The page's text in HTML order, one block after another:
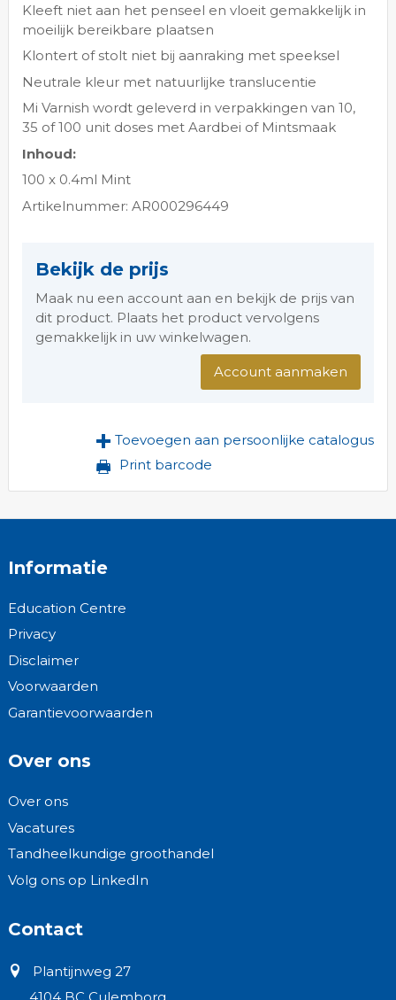
Kleeft niet aan het penseel en vloeit gemakkelijk in
moeilijk bereikbare plaatsen
Klontert of stolt niet bij aanraking met speeksel
Neutrale kleur met natuurlijke translucentie
Mi Varnish wordt geleverd in verpakkingen van 10,
35 of 100 unit doses met Aardbei of Mintsmaak
Inhoud:
100 x 0.4ml Mint
Artikelnummer: AR000296449
Bekijk de prijs
Maak nu een account aan en bekijk de prijs van
dit product. Plaats het product vervolgens
gemakkelijk in uw winkelwagen.
Account aanmaken
Toevoegen aan persoonlijke catalogus
Print barcode
Informatie
Education Centre
Privacy
Disclaimer
Voorwaarden
Garantievoorwaarden
Over ons
Over ons
Vacatures
Tandheelkundige groothandel
Volg ons op LinkedIn
Contact
Plantijnweg 27